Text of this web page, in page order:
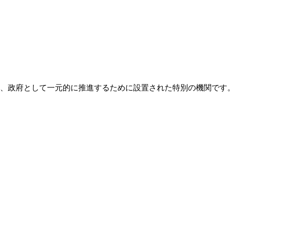
府として一元的に推進するために設置された特別の機関です。